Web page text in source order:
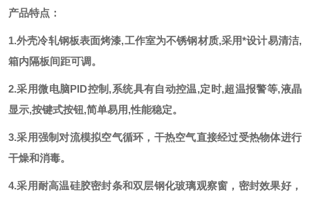
产品特点：
1.外壳冷轧钢板表面烤漆,工作室为不锈钢材质,采用*设计易清洁,
箱内隔板间距可调。
2.采用微电脑PID控制,系统具有自动控温,定时,超温报警等,液晶
显示,按键式按钮,简单易用,性能稳定。
3.采用强制对流模拟空气循环，干热空气直接经过受热物体进行
干燥和消毒。
4.采用耐高温硅胶密封条和双层钢化玻璃观察窗，密封效果好，